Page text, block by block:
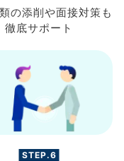
の添削や面接対策も
徹底サポート
STEP.6